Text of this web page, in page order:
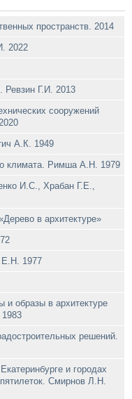
пространств. 2014
2022
Ревзин Г.И. 2013
сооружений
А.К. 1949
климата. Римша А.Н. 1979
И.С., Храбан Г.Е.,
в архитектуре»
Е.Н. 1977
образы в архитектуре
решений.
и городах
Смирнов Л.Н.